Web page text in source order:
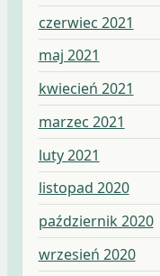
czerwiec 2021
maj 2021
kwiecień 2021
marzec 2021
luty 2021
listopad 2020
październik 2020
wrzesień 2020